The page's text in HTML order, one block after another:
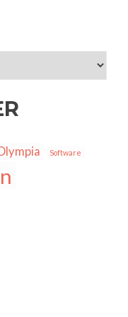
Software